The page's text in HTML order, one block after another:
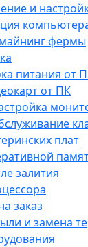
и
фермы
питания от
от ПК
плат
залития
заказ
и замена